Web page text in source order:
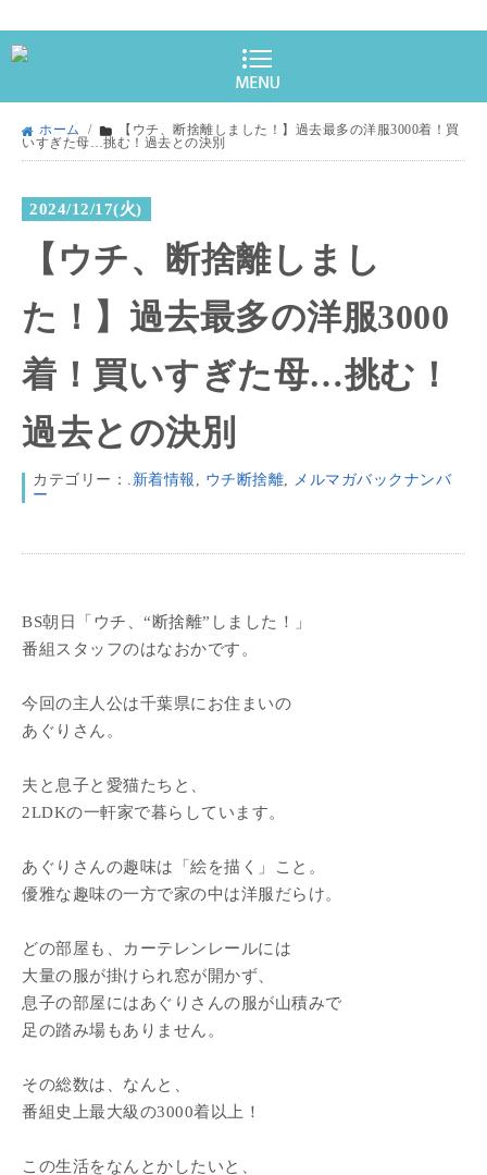
ホーム /
【ウチ、断捨離しました！】過去最多の洋服3000着！買
いすぎた母…挑む！過去との決別
2024/12/17(火)
【ウチ、断捨離しまし
た！】過去最多の洋服3000
着！買いすぎた母…挑む！
過去との決別
カテゴリー： .新着情報 , ウチ断捨離, メルマガバックナンバ
ー
BS朝日「ウチ、“断捨離”しました！」
番組スタッフのはなおかです。
今回の主人公は千葉県にお住まいの
あぐりさん。
夫と息子と愛猫たちと、
2LDKの一軒家で暮らしています。
あぐりさんの趣味は「絵を描く」こと。
優雅な趣味の一方で家の中は洋服だらけ。
どの部屋も、カーテレンレールには
大量の服が掛けられ窓が開かず、
息子の部屋にはあぐりさんの服が山積みで
足の踏み場もありません。
その総数は、なんと、
番組史上最大級の3000着以上！
この生活をなんとかしたいと、